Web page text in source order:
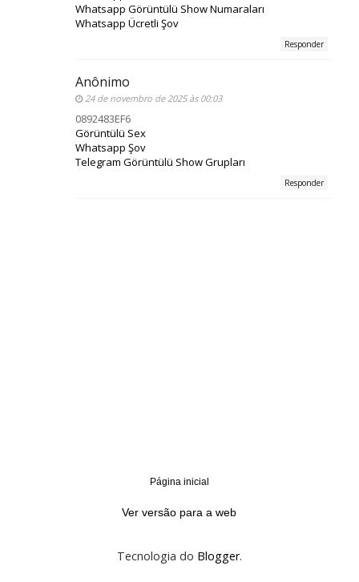
Whatsapp Görüntülü Show Numaraları
Whatsapp Ücretli Şov
Responder
Anônimo
24 de novembro de 2025 às 00:03
0892483EF6
Görüntülü Sex
Whatsapp Şov
Telegram Görüntülü Show Grupları
Responder
Página inicial
Ver versão para a web
Tecnologia do Blogger.